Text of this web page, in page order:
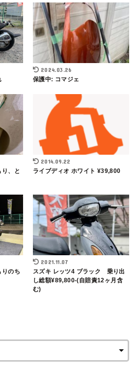
2024.03.26
保護中: コマジェ
、と
2014.09.22
ライブディオ ホワイト ¥39,800
のち
2021.11.07
スズキ レッツ4 ブラック 乗り出
し総額¥89,800-(自賠責12ヶ月含
む)